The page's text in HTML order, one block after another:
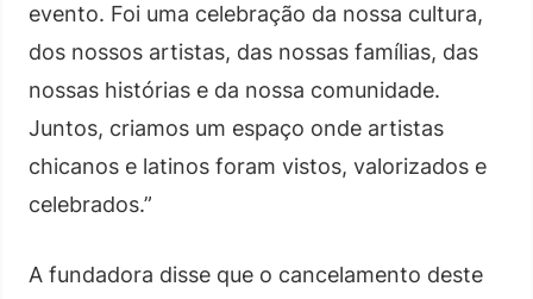
evento. Foi uma celebração da nossa cultura,
dos nossos artistas, das nossas famílias, das
nossas histórias e da nossa comunidade.
Juntos, criamos um espaço onde artistas
chicanos e latinos foram vistos, valorizados e
celebrados.”
A fundadora disse que o cancelamento deste